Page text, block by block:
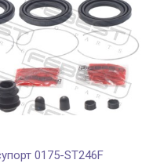
0175-ST246F